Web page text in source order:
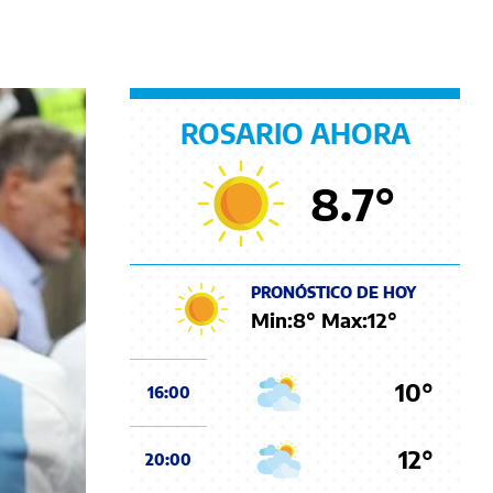
ROSARIO AHORA
8.7°
PRONÓSTICO DE HOY
Min:8° Max:12°
16:00 10°
20:00 12°